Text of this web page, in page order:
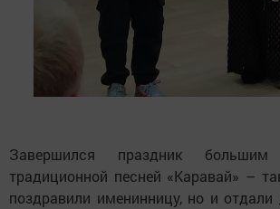
Завершился праздник
традиционной песней «Каравай» –
поздравили именинницу, но и